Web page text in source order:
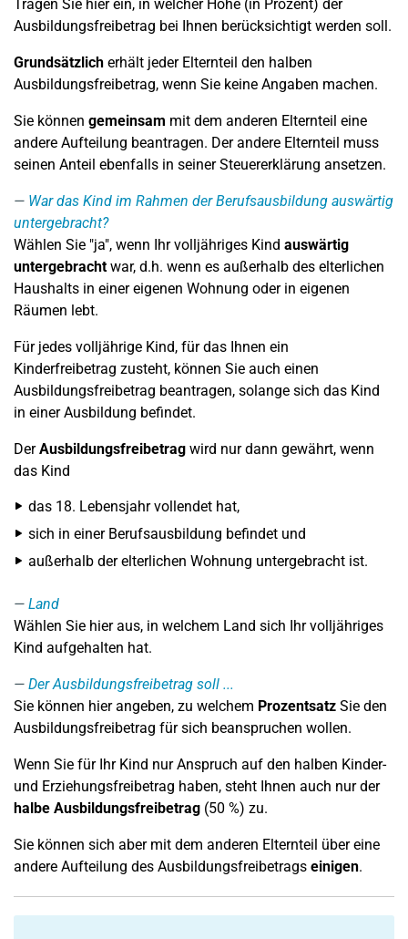
Tragen Sie hier ein, in welcher Höhe (in Prozent) der
Ausbildungsfreibetrag bei Ihnen berücksichtigt werden soll.
Grundsätzlich erhält jeder Elternteil den halben
Ausbildungsfreibetrag, wenn Sie keine Angaben machen.
Sie können gemeinsam mit dem anderen Elternteil eine
andere Aufteilung beantragen. Der andere Elternteil muss
seinen Anteil ebenfalls in seiner Steuererklärung ansetzen.
War das Kind im Rahmen der Berufsausbildung auswärtig
untergebracht?
Wählen Sie "ja", wenn Ihr volljähriges Kind auswärtig
untergebrachtwar, d.h. wenn es außerhalb des elterlichen
Haushalts in einer eigenen Wohnung oder in eigenen
Räumen lebt.
Für jedes volljährige Kind, für das Ihnen ein
Kinderfreibetrag zusteht, können Sie auch einen
Ausbildungsfreibetrag beantragen, solange sich das Kind
in einer Ausbildung befindet.
DerAusbildungsfreibetrag wird nur dann gewährt, wenn
das Kind
das 18. Lebensjahr vollendet hat,
sich in einer Berufsausbildung befindet und
außerhalb der elterlichen Wohnung untergebracht ist.
Land
Wählen Sie hier aus, in welchem Land sich Ihr volljähriges
Kind aufgehalten hat.
Der Ausbildungsfreibetrag soll ...
Sie können hier angeben, zu welchem Prozentsatz Sie den
Ausbildungsfreibetrag für sich beanspruchen wollen.
Wenn Sie für Ihr Kind nur Anspruch auf den halben Kinder-
und Erziehungsfreibetrag haben, steht Ihnen auch nur der
halbe Ausbildungsfreibetrag (50 %) zu.
Sie können sich aber mit dem anderen Elternteil über eine
andere Aufteilung des Ausbildungsfreibetrags einigen.